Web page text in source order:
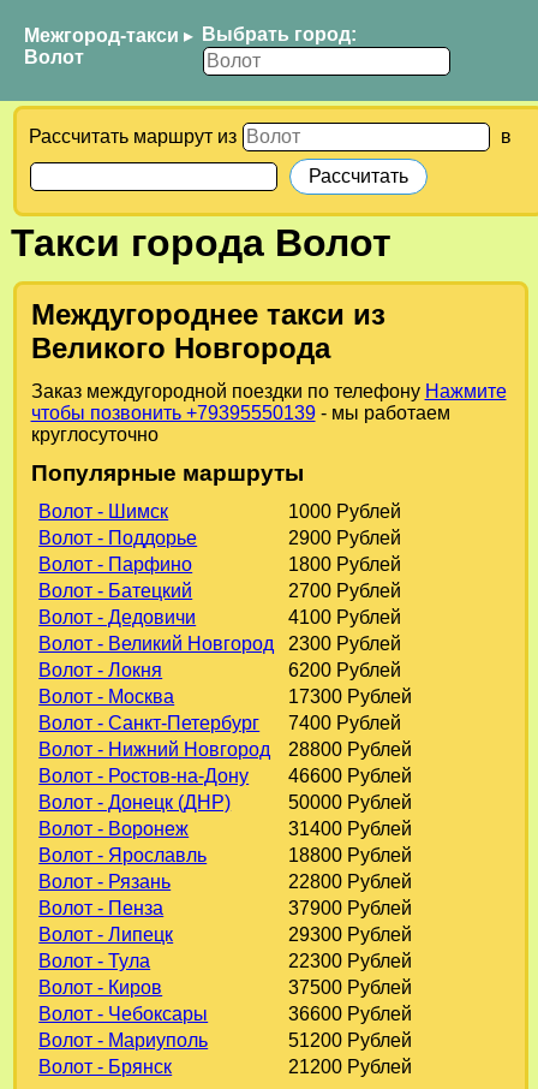
Межгород-такси ▸
Волот
Выбрать город:
Рассчитать маршрут из в
Такси города Волот
Междугороднее такси из
Великого Новгорода
Заказ междугородной поездки по телефону Нажмите
чтобы позвонить +79395550139- мы работаем
круглосуточно
Популярные маршруты
Волот - Шимск
1000 Рублей
Волот - Поддорье
2900 Рублей
Волот - Парфино
1800 Рублей
Волот - Батецкий
2700 Рублей
Волот - Дедовичи
4100 Рублей
Волот - Великий Новгород
2300 Рублей
Волот - Локня
6200 Рублей
Волот - Москва
17300 Рублей
Волот - Санкт-Петербург
7400 Рублей
Волот - Нижний Новгород
28800 Рублей
Волот - Ростов-на-Дону
46600 Рублей
Волот - Донецк (ДНР)
50000 Рублей
Волот - Воронеж
31400 Рублей
Волот - Ярославль
18800 Рублей
Волот - Рязань
22800 Рублей
Волот - Пенза
37900 Рублей
Волот - Липецк
29300 Рублей
Волот - Тула
22300 Рублей
Волот - Киров
37500 Рублей
Волот - Чебоксары
36600 Рублей
Волот - Мариуполь
51200 Рублей
Волот - Брянск
21200 Рублей